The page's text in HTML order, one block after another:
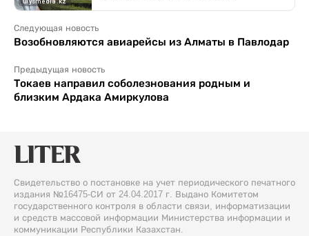
Следующая новость
Возобновляются авиарейсы из Алматы в Павлодар
Предыдущая новость
Токаев направил соболезнования родным и
близким Ардака Амиркулова
Свидетельство о постановке на учет периодического печатного
издания №16475-СИ от 24.04.2017 г. Выдано Комитетом
государственного контроля в области связи, информатизации
и средств массовой информации Министерства информации и
коммуникации Республики Казахстан.